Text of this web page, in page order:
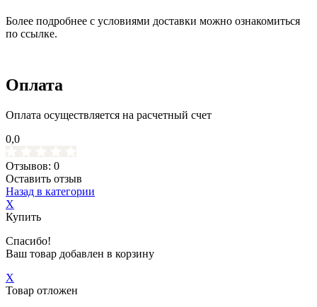
Более подробнее с условиями доставки можно ознакомиться
по ссылке.
Оплата
Оплата осуществляется на расчетный счет
0,0
Отзывов: 0
Оставить отзыв
Назад в категории
X
Купить
Спасибо!
Ваш товар добавлен в корзину
X
Товар отложен